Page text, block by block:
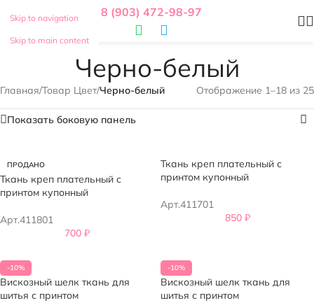
Skip to navigation
Skip to main content
8 (903) 472-98-97
Черно-белый
Главная/Товар Цвет/Черно-белый Отображение 1–18 из 25
Показать боковую панель
ПРОДАНО
Ткань креп плательный с
принтом купонный
Арт.411801
700 ₽
Ткань креп плательный с
принтом купонный
Арт.411701
850 ₽
-10%
Вискозный шелк ткань для
шитья с принтом
-10%
Вискозный шелк ткань для
шитья с принтом